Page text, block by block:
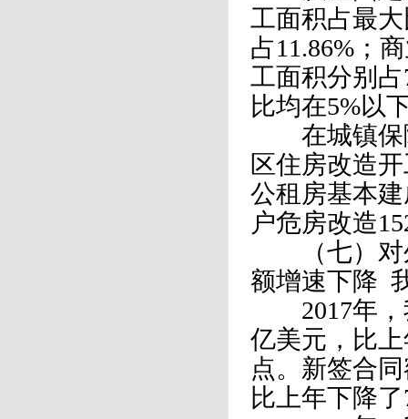
工面积占最
占11.86%；
工面积分别
比均在5%以
在城镇保障
区住房改造
公租房基本
户危房改造
（七）对
额增速下降
2017年，
亿美元，比
点。新签合
比上年下降